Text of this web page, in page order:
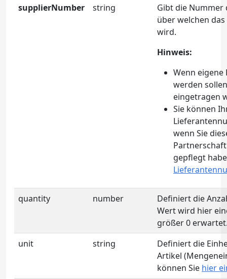
supplierNumber string
Gibt die Nummer
über welchen
wird.
Hinweis:
Wenn
werden
eingetragen
Sie können
wenn Sie
gepflegt
quantity number
Definiert die
Wert wird hier
größer 0
unit
string
Definiert die
Artikel
können Sie hier